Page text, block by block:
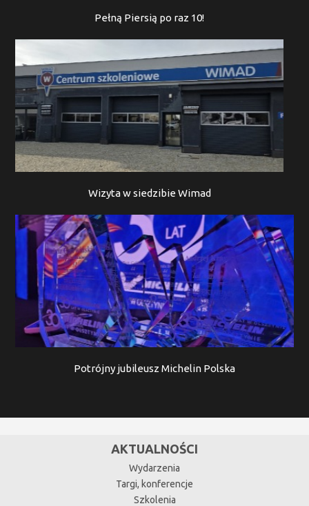
Pełną Piersią po raz 10!
Wizyta w siedzibie Wimad
Potrójny jubileusz Michelin Polska
AKTUALNOŚCI
Wydarzenia
Targi, konferencje
Szkolenia